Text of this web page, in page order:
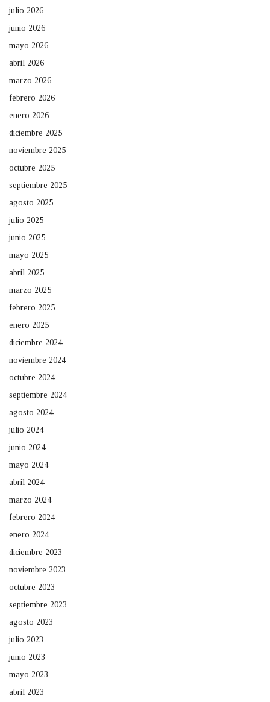
julio 2026
junio 2026
mayo 2026
abril 2026
marzo 2026
febrero 2026
enero 2026
diciembre 2025
noviembre 2025
octubre 2025
septiembre 2025
agosto 2025
julio 2025
junio 2025
mayo 2025
abril 2025
marzo 2025
febrero 2025
enero 2025
diciembre 2024
noviembre 2024
octubre 2024
septiembre 2024
agosto 2024
julio 2024
junio 2024
mayo 2024
abril 2024
marzo 2024
febrero 2024
enero 2024
diciembre 2023
noviembre 2023
octubre 2023
septiembre 2023
agosto 2023
julio 2023
junio 2023
mayo 2023
abril 2023